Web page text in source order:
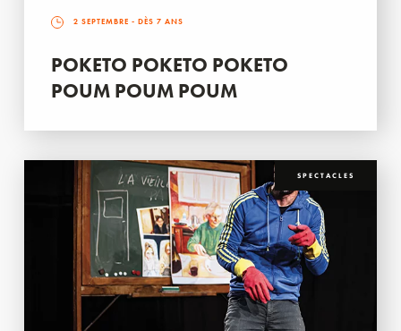
2 SEPTEMBRE - DÈS 7 ANS
POKETO POKETO POKETO
POUM POUM POUM
SPECTACLES